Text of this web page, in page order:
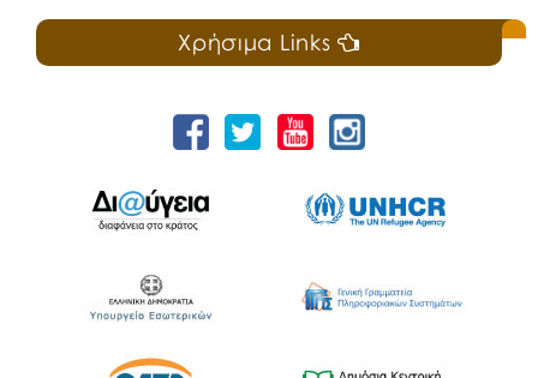
Χρήσιμα Links